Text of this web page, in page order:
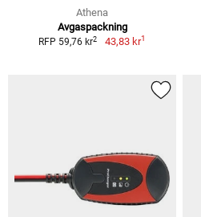
Athena
Avgaspackning
RFP 59,76 kr2 43,83 kr1